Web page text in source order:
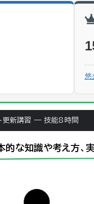
悠
更新講習 — 技能8時間
的な知識や考え方、